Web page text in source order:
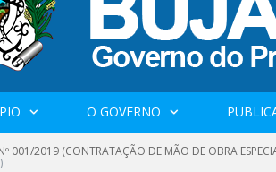
O GOVERNO
001/2019 (CONTRATAÇÃO DE MÃO DE OBRA